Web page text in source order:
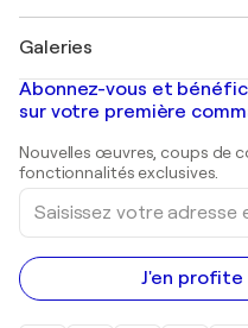
Banksy
Mr. Brainwash
Shepard Fairey
Tableaux abstraits à vendre
Peintures de paysage
Estampes
Peintures acryliques
Galeries
Galeries d'art en France
Galeries d'art en Belgique
Abonnez-vous et
sur votre première
Nouvelles œuvres, coups de
fonctionnalités exclusives.
Saisissez
votre
adresse
e-
mail
J'en profite